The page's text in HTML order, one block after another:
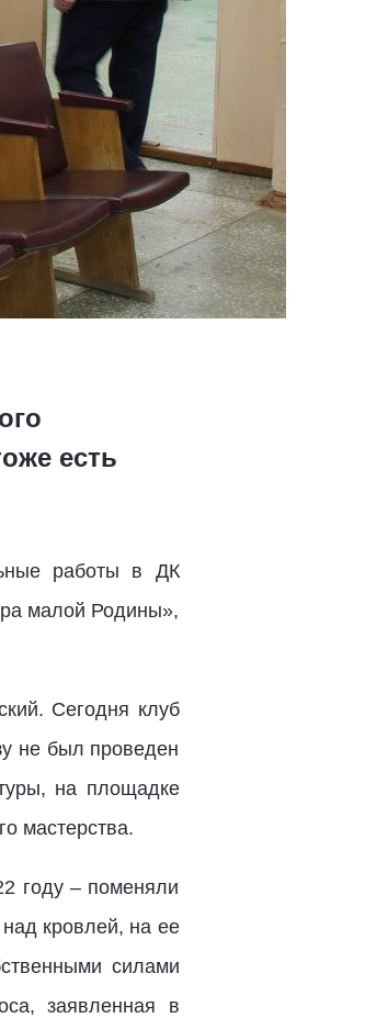
есть
работы в ДК
малой Родины»,
Сегодня клуб
не был проведен
на площадке
мастерства.
году – поменяли
кровлей, на ее
силами
заявленная в